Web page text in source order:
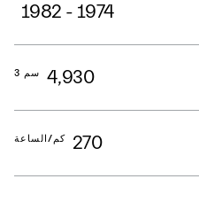
1974 - 1982
4,930 سم 3
270 كم/الساعة